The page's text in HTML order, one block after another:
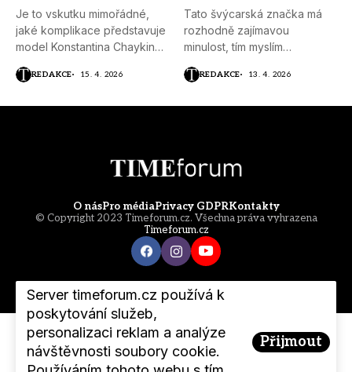
Je to vskutku mimořádné,
jaké komplikace představuje
model Konstantina Chaykina
REDAKCE 15. 4. 2026
Tato švýcarská značka má
rozhodně zajímavou
minulost, tím myslím
REDAKCE 13. 4. 2026
O násPro médiaPrivacy GDPRKontakty
© Copyright 2023 Timeforum.cz. Všechna práva vyhrazena
Timeforum.cz
Server timeforum.cz používá k
poskytování služeb,
personalizaci reklam a analýze
návštěvnosti soubory cookie.
Přijmout